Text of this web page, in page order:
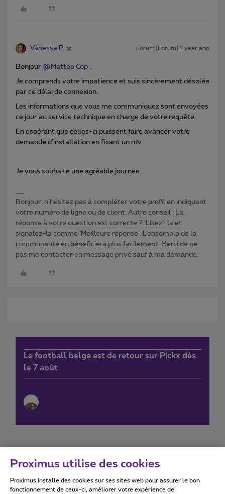
Vanessa P Forum|Forum|1 year ago
Bonjour @Matteo Cop ,
Je comprends votre impatience et suis sincèrement désolée
par ce délai de connexion.
Les informations que vous me communiquez sont envoyées
ce jour au service technique en charge de votre requête.
En espérant que celles-ci puissent faire avancer votre
demande d’installation en fixant un rdv.
Je vous souhaite une agréable journée.
Bonjour, n'hésitez pas à compléter votre profil en indiquant
votre numéro de ligne ou de client. Autre conseil : La
réponse à votre question est correcte ? ‘Likez’-la et
signalez-la comme ‘Meilleure réponse’. L’ensemble de la
communauté en bénéficiera plus facilement. Merci de ne
pas me contacter en message privé sauf à ma demande.
Le football belge est de retour sur Pickx dès
le 7 août
Conditions d'utilisation Accessibility statement
Proximus utilise des cookies
Proximus installe des cookies sur ses sites web pour assurer le bon
fonctionnement de ceux-ci, améliorer votre expérience de